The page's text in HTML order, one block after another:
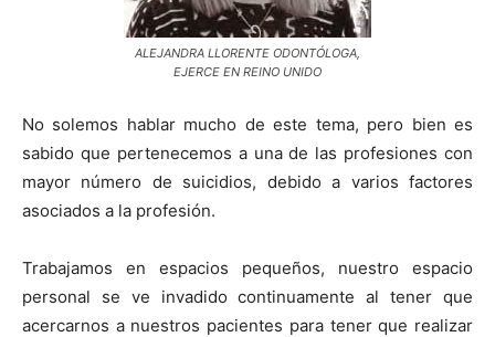
ALEJANDRA LLORENTE ODONTÓLOGA,
EJERCE EN REINO UNIDO
No solemos hablar mucho de este tema, pero bien es
sabido que pertenecemos a una de las profesiones con
mayor número de suicidios, debido a varios factores
asociados a la profesión.
Trabajamos en espacios pequeños, nuestro espacio
personal se ve invadido continuamente al tener que
acercarnos a nuestros pacientes para tener que realizar